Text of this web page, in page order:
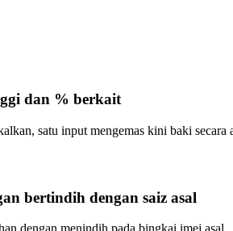
dan % berkait
satu input mengemas kini baki secara
bertindih dengan saiz asal